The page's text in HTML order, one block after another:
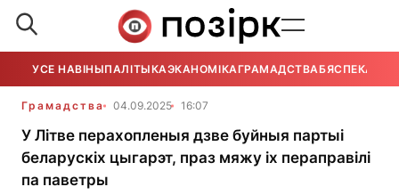
УСЕ НАВІНЫПАЛІТЫКАЭКАНОМІКАГРАМАДСТВАБЯСПЕКА
Грамадства 04.09.2025 16:07
У Літве перахопленыя дзве буйныя партыі
беларускіх цыгарэт, праз мяжу іх пераправілі
па паветры